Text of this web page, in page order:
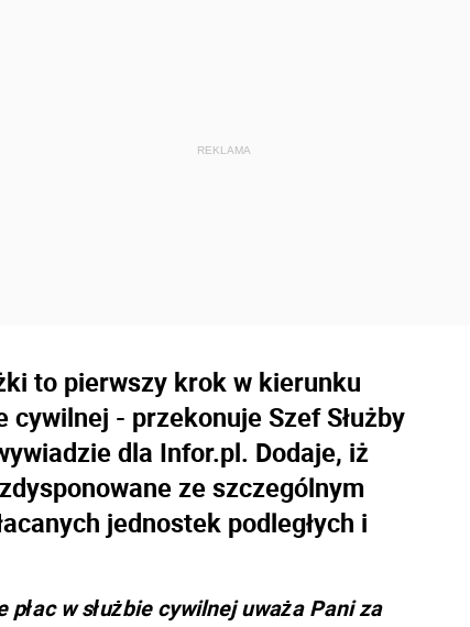
to pierwszy krok w kierunku
- przekonuje Szef Służby
dla Infor.pl. Dodaje, iż
ze szczególnym
jednostek podległych i
w służbie cywilnej uważa Pani za